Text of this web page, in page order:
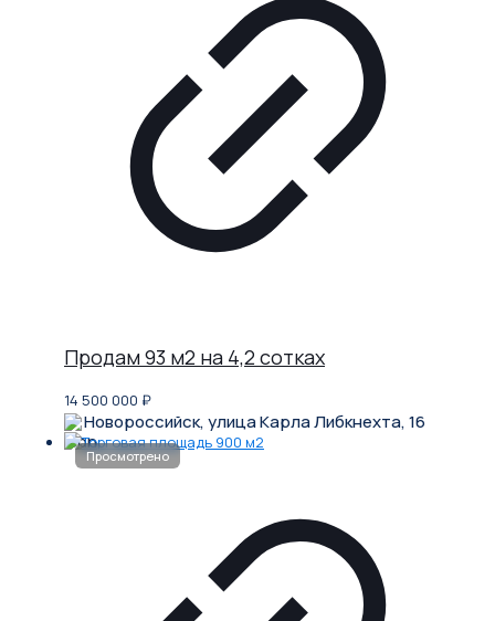
Продам 93 м2 на 4,2 сотках
14 500 000 ₽
Новороссийск, улица Карла Либкнехта, 16